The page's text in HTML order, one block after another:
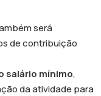
será
de contribuição
salário mínimo,
da atividade para